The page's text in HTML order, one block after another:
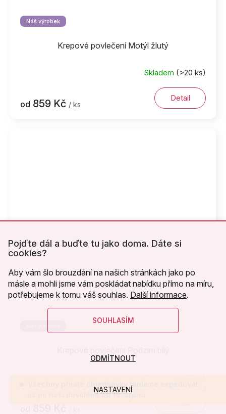
Pojďte dál a buďte tu jako doma. Dáte si
cookies?
Aby vám šlo brouzdání na našich stránkách jako po
másle a mohli jsme vám poskládat nabídku přímo na míru,
potřebujeme k tomu váš souhlas. Další informace.
SOUHLASÍM
NASTAVENÍ
ODMÍTNOUT
Všechny přijaté objednávky budeme expedovat
až po naší dovolené od 19. srpna
Náš výrobek
Krepové povlečení Motýl žlutý
Skladem (>20 ks)
od 859 Kč / ks
Detail